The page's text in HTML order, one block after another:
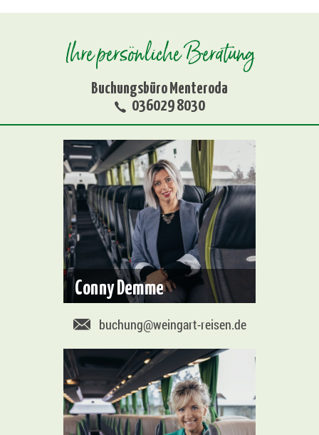
Ihre persönliche Beratung
Buchungsbüro Menteroda
036029 8030
Conny Demme
buchung@weingart-reisen.de